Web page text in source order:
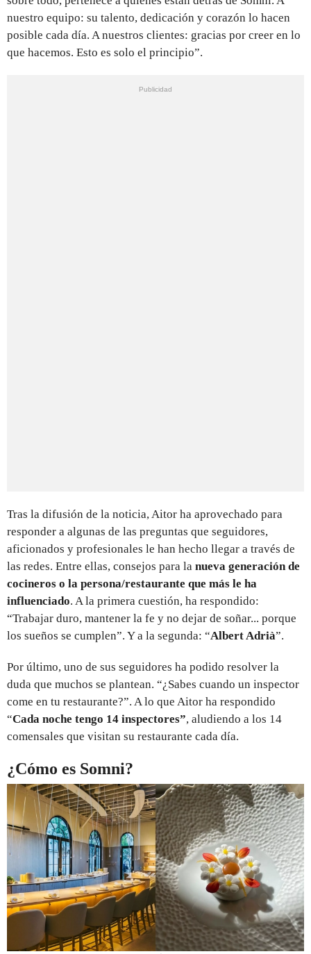
nuestro equipo: su talento, dedicación y corazón lo hacen
posible cada día. A nuestros clientes: gracias por creer en lo
que hacemos. Esto es solo el principio”.
Tras la difusión de la noticia, Aitor ha aprovechado para
responder a algunas de las preguntas que seguidores,
aficionados y profesionales le han hecho llegar a través de
las redes. Entre ellas, consejos para la nueva generación de
cocineros o la persona/restaurante que más le ha
influenciado. A la primera cuestión, ha respondido:
“Trabajar duro, mantener la fe y no dejar de soñar... porque
los sueños se cumplen”. Y a la segunda: “Albert Adrià”.
Por último, uno de sus seguidores ha podido resolver la
duda que muchos se plantean. “¿Sabes cuando un inspector
come en tu restaurante?”. A lo que Aitor ha respondido
“Cada noche tengo 14 inspectores”, aludiendo a los 14
comensales que visitan su restaurante cada día.
¿Cómo es Somni?